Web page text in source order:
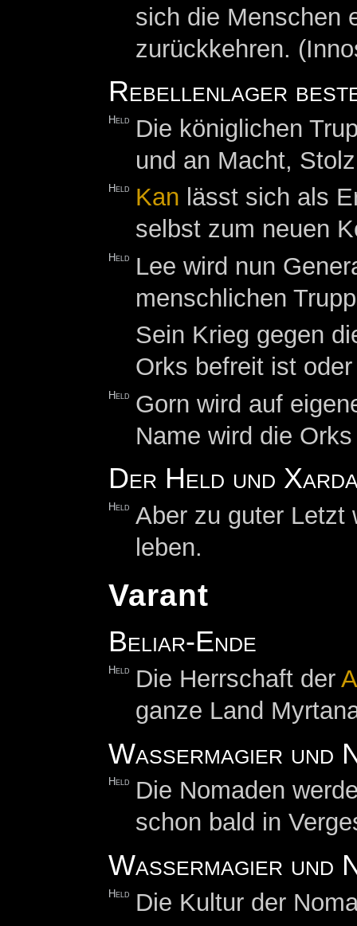
sich die Menschen
zurückkehren.
Rebellenlager
Held
Die königlichen
und an Macht,
Held Kan lässt sich als
selbst zum neuen
Held
Lee wird nun
menschlichen
Sein Krieg gegen
Orks befreit ist
Held
Gorn wird auf
Name wird die
Der Held und
Held Aber zu guter Letzt
leben.
Varant
Beliar-Ende
Held Die Herrschaft der
ganze Land
Wassermagier und
Held
Die Nomaden
schon bald in
Wassermagier und
Held Die Kultur der